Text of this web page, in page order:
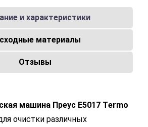
и характеристики
материалы
Отзывы
машина Преус Е5017 Тermo
очистки различных